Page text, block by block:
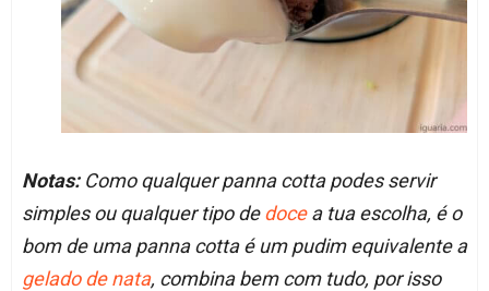
Notas:Como qualquer panna cotta podes servir
simples ou qualquer tipo dedocea tua escolha, é o
bom de uma panna cotta é um pudim equivalente a
gelado de nata, combina bem com tudo, por isso